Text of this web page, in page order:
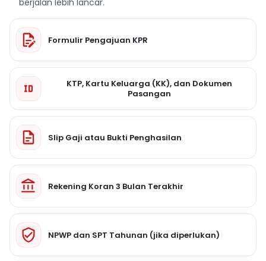
berjalan lebih lancar.
Formulir Pengajuan KPR
KTP, Kartu Keluarga (KK), dan Dokumen
Pasangan
Slip Gaji atau Bukti Penghasilan
Rekening Koran 3 Bulan Terakhir
NPWP dan SPT Tahunan (jika diperlukan)